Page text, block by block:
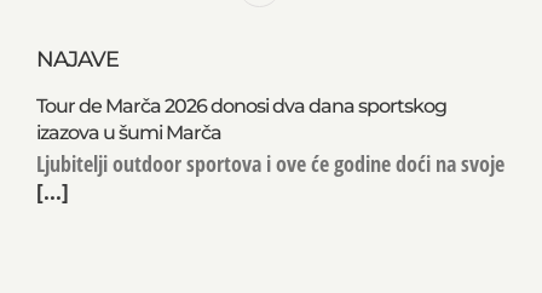
NAJAVE
Tour de Marča 2026 donosi dva dana sportskog
izazova u šumi Marča
Ljubitelji outdoor sportova i ove će godine doći na svoje
[...]